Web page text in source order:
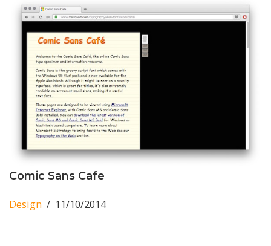
Comic Sans Cafe
Design 11/10/2014